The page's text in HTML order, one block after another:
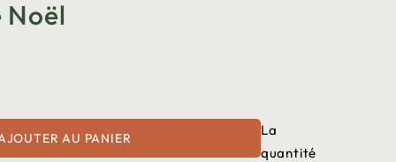
Noël
AU PANIER
La
quantité